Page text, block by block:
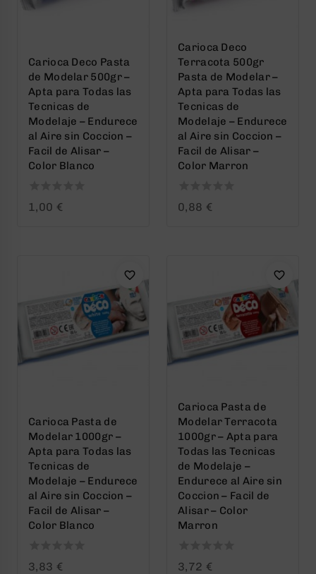
Carioca Deco Pasta
de Modelar 500gr –
Apta para Todas las
Tecnicas de
Modelaje – Endurece
al Aire sin Coccion –
Facil de Alisar –
Color Blanco
01,00 €
Carioca Deco
Terracota 500gr
Pasta de Modelar –
Apta para Todas las
Tecnicas de
Modelaje – Endurece
al Aire sin Coccion –
Facil de Alisar –
Color Marron
0
0,88 €
Carioca Pasta de
Modelar 1000gr –
Apta para Todas las
Tecnicas de
Modelaje – Endurece
al Aire sin Coccion –
Facil de Alisar –
Color Blanco
0
3,83 €
Carioca Pasta de
Modelar Terracota
1000gr – Apta para
Todas las Tecnicas
de Modelaje –
Endurece al Aire sin
Coccion – Facil de
Alisar – Color
Marron
0
3,72 €